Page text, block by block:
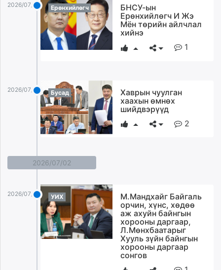
2026/07/03 Ерөнхийлөгч
БНСУ-ын
Ерөнхийлөгч И Жэ
Мён төрийн айлчлал
хийнэ
1
2026/07/03 Бусад
Хаврын чуулган
хаахын өмнөх
шийдвэрүүд
2
2026/07/02
2026/07/02 УИХ
М.Мандхайг Байгаль
орчин, хүнс, хөдөө
аж ахуйн байнгын
хорооны даргаар,
Л.Мөнхбаатарыг
Хууль зүйн байнгын
хорооны даргаар
сонгов